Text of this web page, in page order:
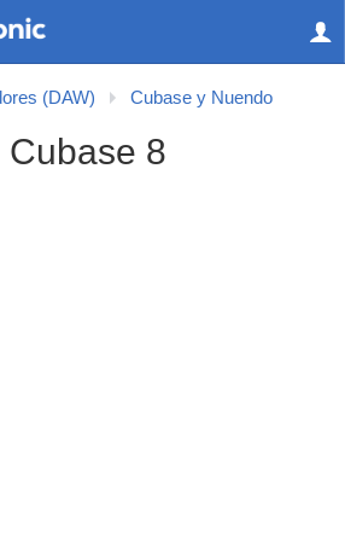
(DAW) Cubase y Nuendo
8